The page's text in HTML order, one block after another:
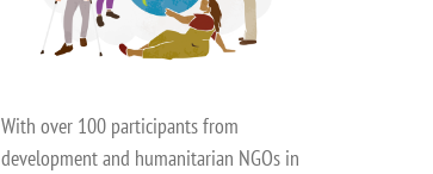
With over 100 participants from
development and humanitarian NGOs in